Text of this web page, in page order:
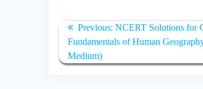
Post
navigation
Previous: Previous
post:
NCERT Solutions for
Fundamentals of Human
Medium)